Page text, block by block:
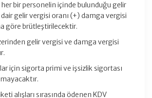
bir personelin içinde bulunduğu gelir
gelir vergisi oranı (+) damga vergisi
göre brütleştirilecektir.
gelir vergisi ve damga vergisi
için sigorta primi ve işsizlik sigortası
alışları sırasında ödenen KDV